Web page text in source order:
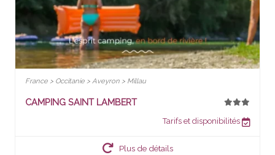
France > Occitanie > Aveyron > Millau
CAMPING SAINT LAMBERT
Tarifs et disponibilités
Plus de détails